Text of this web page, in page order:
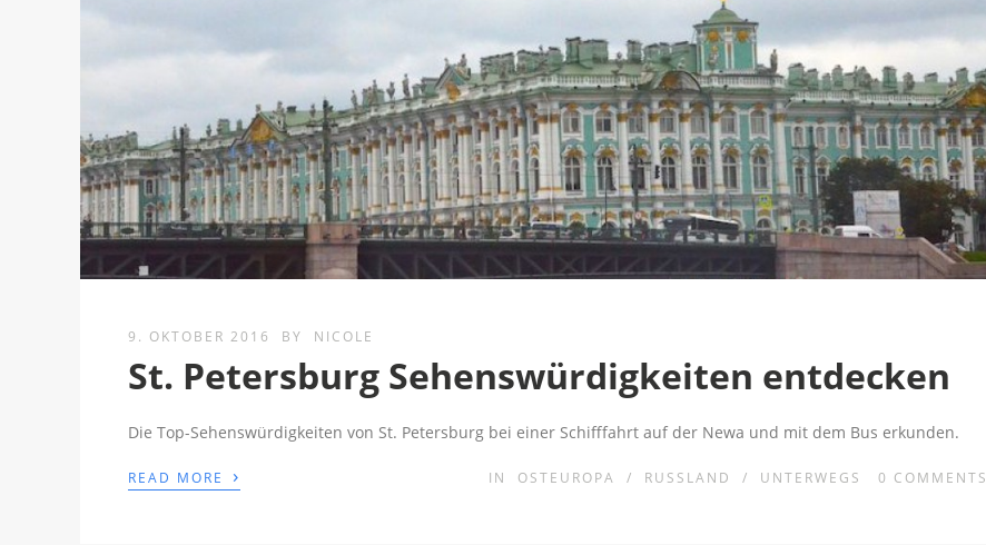
9. OKTOBER 2016 BY NICOLE
St. Petersburg Sehenswürdigkeiten entdecken
Die Top-Sehenswürdigkeiten von St. Petersburg bei einer Schifffahrt auf der Newa und mit dem Bus erkunden.
READ MORE › IN OSTEUROPA / RUSSLAND / UNTERWEGS 0 COMMENTS